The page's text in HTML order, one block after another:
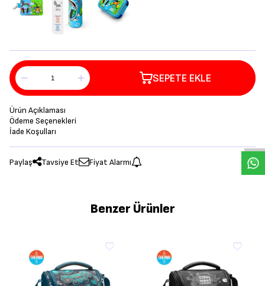
SEPETE EKLE
Ürün Açıklaması
Ödeme Seçenekleri
İade Koşulları
Paylaş Tavsiye Et Fiyat Alarmı
Benzer Ürünler